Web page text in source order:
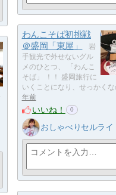
わんこそば初挑戦
＠盛岡「東屋」
岩
手観光で外せないグル
メのひとつ、 「わんこ
そば」 ！！ 盛岡旅行に
いくことになり、せっかく
年前
いいね！ 0
おしゃべりセルライ